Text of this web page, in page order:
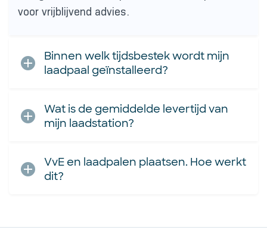
voor vrijblijvend advies.
Binnen welk tijdsbestek wordt mijn
laadpaal geïnstalleerd?
Wat is de gemiddelde levertijd van
mijn laadstation?
VvE en laadpalen plaatsen. Hoe werkt
dit?